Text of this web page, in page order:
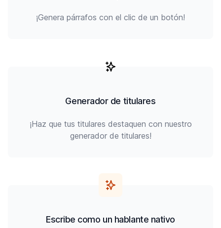
¡Genera párrafos con el clic de un botón!
Generador de titulares
¡Haz que tus titulares destaquen con nuestro
generador de titulares!
Escribe como un hablante nativo